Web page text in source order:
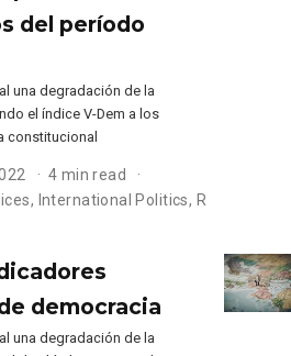
del período
una degradación de la
el índice V-Dem a los
constitucional
4 min read
, International Politics, R
democracia
una degradación de la